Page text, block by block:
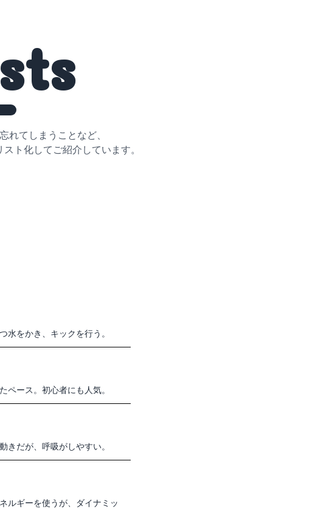
れてしまうことなど、
ト化してご紹介しています。
をかき、キックを行う。
ース。初心者にも人気。
だが、呼吸がしやすい。
ルギーを使うが、ダイナミッ